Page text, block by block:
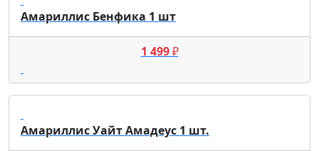
Амариллис Бенфика 1 шт
1 499₽
Амариллис Уайт Амадеус 1 шт.